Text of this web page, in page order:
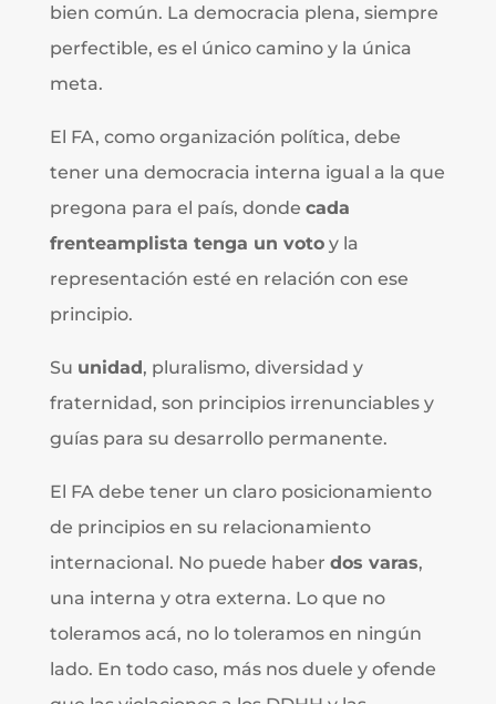
bien común. La democracia plena, siempre
perfectible, es el único camino y la única
meta.
El FA, como organización política, debe
tener una democracia interna igual a la que
pregona para el país, donde cada
frenteamplista tenga un votoy la
representación esté en relación con ese
principio.
Su unidad, pluralismo, diversidad y
fraternidad, son principios irrenunciables y
guías para su desarrollo permanente.
El FA debe tener un claro posicionamiento
de principios en su relacionamiento
internacional. No puede haber dos varas,
una interna y otra externa. Lo que no
toleramos acá, no lo toleramos en ningún
lado. En todo caso, más nos duele y ofende